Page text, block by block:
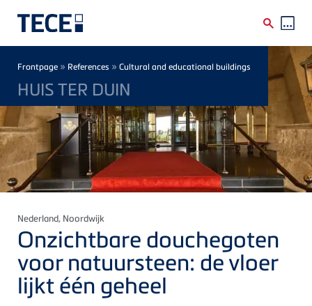
Breadcrumb
Frontpage » References » Cultural and educational buildings
HUIS TER DUIN
Nederland, Noordwijk
Onzichtbare douchegoten
voor natuursteen: de vloer
lijkt één geheel